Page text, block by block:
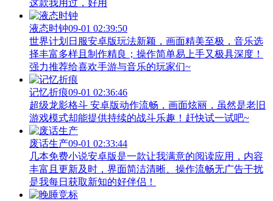
这款我用过，好用
液态时钟09-01 02:39:50
世界计划日服安卓版玩法新颖，画面精美至极，音乐选
择丰富多样且制作精良；操作简单易上手又极具深度！
强力推荐给喜欢手游与音乐的玩家们~
记忆折痕09-01 02:36:46
超级龙影格斗 安卓版动作流畅，画面炫丽，虽然是老旧
游戏模式却能提供持续的战斗乐趣！赶快试一试吧~
废话生产09-01 02:33:44
几本免费小说安卓版是一款让我满意的阅读应用，内容
丰富且更新及时，界面简洁清晰、操作流畅无广告干扰
是我每日获取新知的好伴侣！